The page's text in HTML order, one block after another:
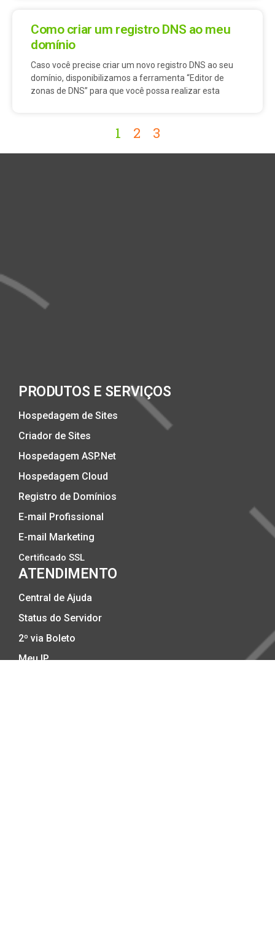
Como criar um registro DNS ao meu
domínio
Caso você precise criar um novo registro DNS ao seu
domínio, disponibilizamos a ferramenta “Editor de
zonas de DNS” para que você possa realizar esta
1 2 3
PRODUTOS E SERVIÇOS
Hospedagem de Sites
Criador de Sites
Hospedagem ASP.Net
Hospedagem Cloud
Registro de Domínios
E-mail Profissional
E-mail Marketing
Certificado SSL
ATENDIMENTO
Central de Ajuda
Status do Servidor
2º via Boleto
Meu IP